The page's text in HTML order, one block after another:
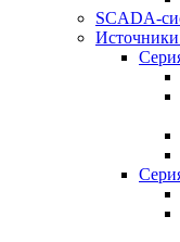
SCADA-